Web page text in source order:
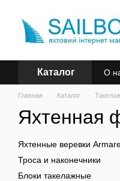
Каталог О
Главная Каталог Такелаж
Яхтенная
Яхтенные веревки
Троса и наконечники
Блоки такелажные